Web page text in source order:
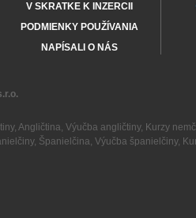
V SKRATKE K INZERCII
PODMIENKY POUŽÍVANIA
NAPÍSALI O NÁS
, Angličtina, Výučba angličtiny, Kurzy
, Španielčina, Výučba španielčiny,